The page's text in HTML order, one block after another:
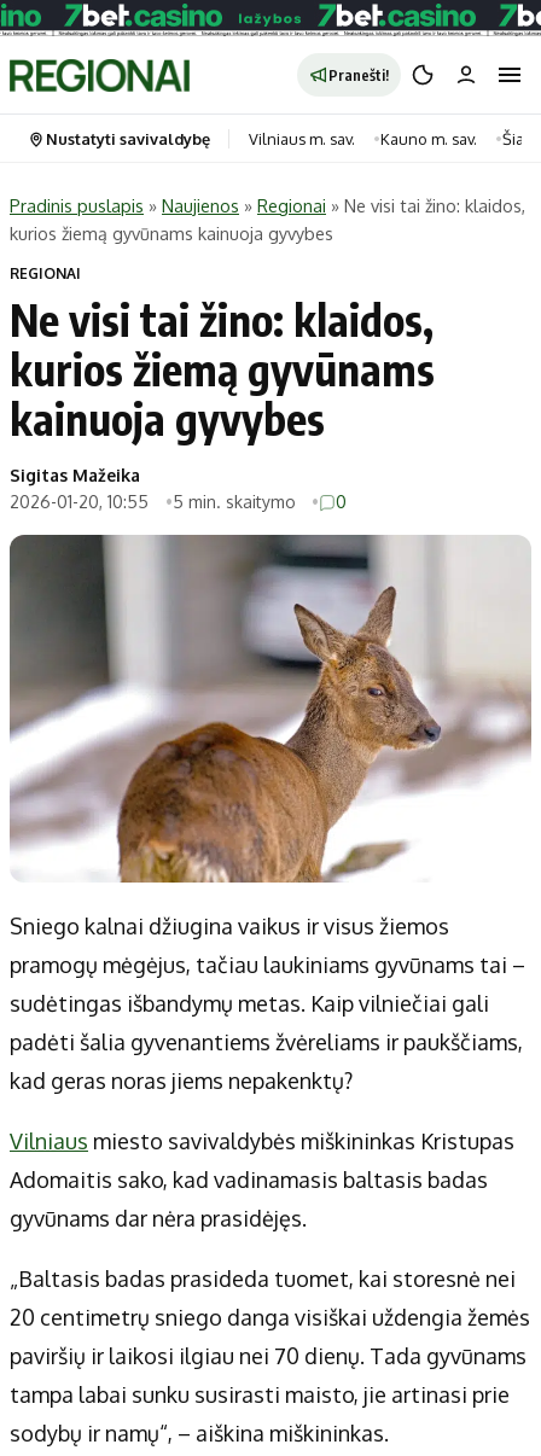
Pranešti!
Portalas
Pradinis puslapis
Savivaldybės
Naujausi
Lietuva
Pasaulis
Politika
Kategorijos
Gyvenimas
Horoskopai
Laisvalaikis
Maistas
Technologijos
Indėlių palūkanos
Dienos naujienos
Ekonomikos naujienos
Didžiosios savivaldybės
Vilniaus miesto
Kauno miesto
Klaipėdos miesto
Panevėžio miesto
Alytaus miesto
Marijampolės
Kitos savivaldybės
Druskininkų
Utenos rajono
Jonavos rajono
Vilkaviškio rajono
Palangos miesto
Prienų rajono
Redakcija
Apie mus
Redakcijos politika
Receptai
Nustatyti savivaldybę Vilniaus m. sav. Kauno m. sav.
Pradinis puslapis » Naujienos » Regionai » Ne visi tai žino: klaidos,
kurios žiemą gyvūnams kainuoja gyvybes
REGIONAI
Ne visi tai žino: klaidos,
kurios žiemą gyvūnams
kainuoja gyvybes
Sigitas Mažeika
2026-01-20, 10:55
5 min. skaitymo 0
Sniego kalnai džiugina vaikus ir visus žiemos
pramogų mėgėjus, tačiau laukiniams gyvūnams tai –
sudėtingas išbandymų metas. Kaip vilniečiai gali
padėti šalia gyvenantiems žvėreliams ir paukščiams,
kad geras noras jiems nepakenktų?
Vilniaus miesto savivaldybės miškininkas Kristupas
Adomaitis sako, kad vadinamasis baltasis badas
gyvūnams dar nėra prasidėjęs.
„Baltasis badas prasideda tuomet, kai storesnė nei
20 centimetrų sniego danga visiškai uždengia žemės
paviršių ir laikosi ilgiau nei 70 dienų. Tada gyvūnams
tampa labai sunku susirasti maisto, jie artinasi prie
sodybų ir namų“, – aiškina miškininkas.